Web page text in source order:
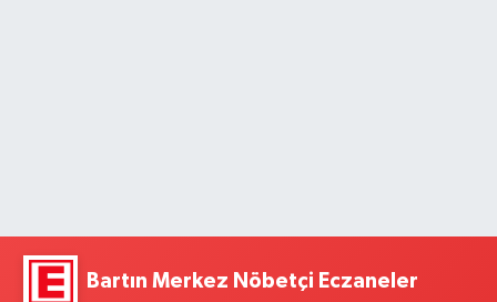
Bartın Merkez Nöbetçi Eczaneler